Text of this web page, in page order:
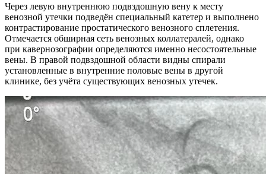
Через левую внутреннюю подвздошную вену к месту
венозной утечки подведён специальный катетер и выполнено
контрастирование простатического венозного сплетения.
Отмечается обширная сеть венозных коллатералей, однако
при кавернозографии определяются именно несостоятельные
вены. В правой подвздошной области видны спирали
установленные в внутренние половые вены в другой
клинике, без учёта существующих венозных утечек.